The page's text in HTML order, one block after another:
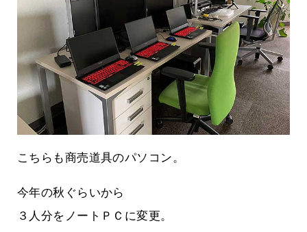
こちらも商売道具のパソコン。
今年の秋ぐらいから
３人分をノートＰＣに変更。